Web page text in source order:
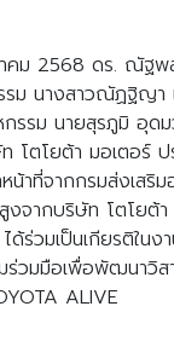
าคม 2568 ดร. ณัฐ
รม นางสาวณัฏฐิญา
กรรม นายสุรภูมิ อุด
โตโยต้า มอเตอร์ ป
าที่จากกรมส่งเสริม
งจากบริษัท โตโยต้า
ด้ร่วมเป็นเกียรติในง
ร่วมมือเพื่อพัฒนาวิส
ALIVE